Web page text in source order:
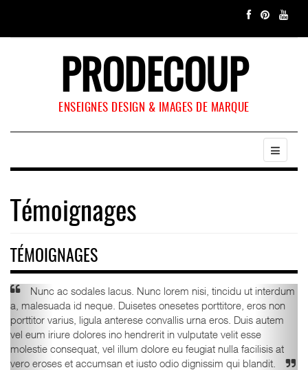
PRODECOUP
ENSEIGNES DESIGN & IMAGES DE MARQUE
Témoignages
TÉMOIGNAGES
Nunc ac sodales lacus. Nunc lorem nisi, tincidu ut interdum
a, malesuada id neque. Duisetes onesetes porttitore, eros non
porttitor varius, ligula anterese convallis urna eros. Duis autem
vel eum iriure dolores ino hendrerit in vulputate velit esse
molestie consequat, vel illum dolore eu feugiat nulla facilisis at
vero eroses et accumsan et iusto odio dignissim qui blandit.